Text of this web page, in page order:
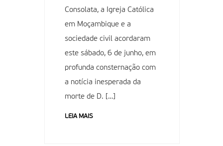
Consolata, a Igreja Católica
em Moçambique e a
sociedade civil acordaram
este sábado, 6 de junho, em
profunda consternação com
a notícia inesperada da
morte de D. […]
LEIA MAIS